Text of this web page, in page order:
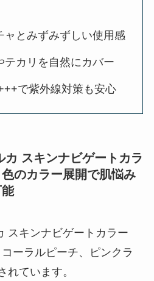
ャとみずみずしい使用感
テカリを自然にカバー
で紫外線対策も安心
カ スキンナビゲートカラ
のカラー展開で肌悩み
スキンナビゲートカラー
ーラルピーチ、ピンクラ
れています。